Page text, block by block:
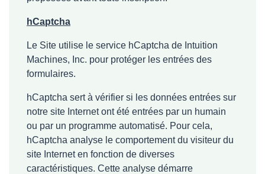
hCaptcha
Le Site utilise le service hCaptcha de Intuition
Machines, Inc. pour protéger les entrées des
formulaires.
hCaptcha sert à vérifier si les données entrées sur
notre site Internet ont été entrées par un humain
ou par un programme automatisé. Pour cela,
hCaptcha analyse le comportement du visiteur du
site Internet en fonction de diverses
caractéristiques. Cette analyse démarre